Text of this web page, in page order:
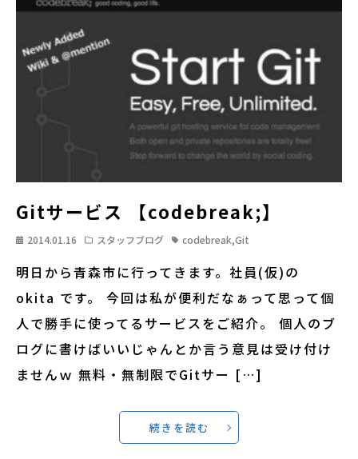
Gitサービス 【codebreak;】
2014.01.16 スタッフブログ codebreak,Git
明日から青森市に行ってきます。社員(仮)の
okita です。 今回は私が便利だなぁって思って個
人で勝手に使ってるサービスをご紹介。 個人のブ
ログに書けばいいじゃんとか言う意見は受け付け
ませんｗ 無料・無制限でGitサー […]
続きを読む